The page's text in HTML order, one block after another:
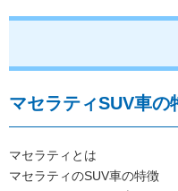
マセラティSUV車の
マセラティとは
マセラティのSUV車の特徴